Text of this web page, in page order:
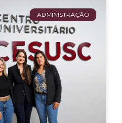
ADMINISTRAÇÃO